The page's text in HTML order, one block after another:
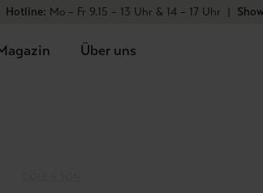
Hotline: Mo – Fr 9.15 – 13 Uhr & 14 – 17 Uhr |
Über uns